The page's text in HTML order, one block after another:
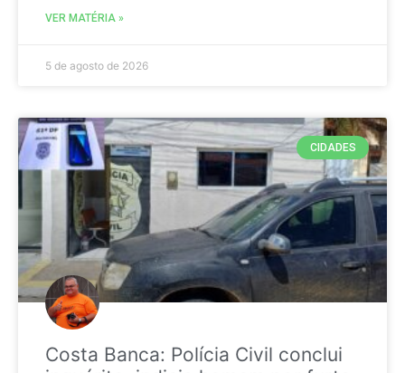
VER MATÉRIA »
5 de agosto de 2026
CIDADES
Costa Banca: Polícia Civil conclui